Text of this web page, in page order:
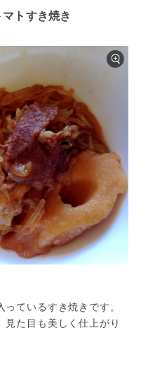
トすき焼き
ているすき焼きです。
た目も美しく仕上がり